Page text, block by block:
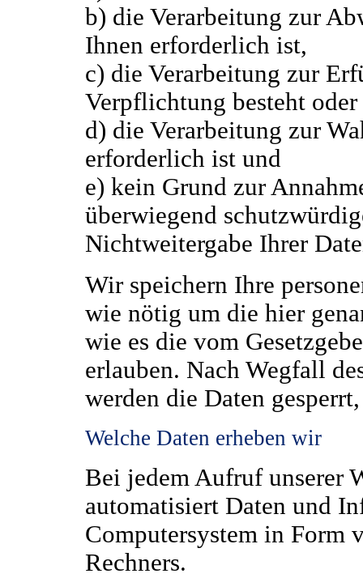
b) die Verarbeitung zur
Ihnen erforderlich ist,
c) die Verarbeitung zur
Verpflichtung besteht oder
d) die Verarbeitung zur
erforderlich ist und
e) kein Grund zur
überwiegend
Nichtweitergabe Ihrer
Wir speichern Ihre
wie nötig um die hier
wie es die vom
erlauben. Nach Wegfall
werden die Daten
Welche Daten erheben wir
Bei jedem Aufruf unserer
automatisiert Daten und
Computersystem in Form
Rechners.